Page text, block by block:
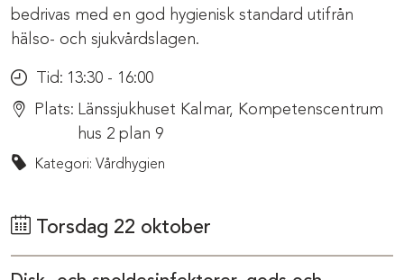
bedrivas med en god hygienisk standard utifrån
hälso- och sjukvårdslagen.
Tid: 13:30 - 16:00
Plats: Länssjukhuset Kalmar, Kompetenscentrum
hus 2 plan 9
Kategori: Vårdhygien
Torsdag 22 oktober